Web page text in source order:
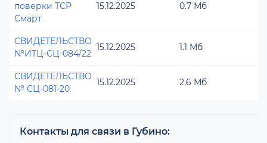
поверки ТСР
Смарт
15.12.2025 0.7 Мб
СВИДЕТЕЛЬСТВО
№ИТЦ-СЦ-084/22
15.12.2025 1.1 Мб
СВИДЕТЕЛЬСТВО
№ СЦ-081-20
15.12.2025 2.6 Мб
Контакты для связи в Губино: